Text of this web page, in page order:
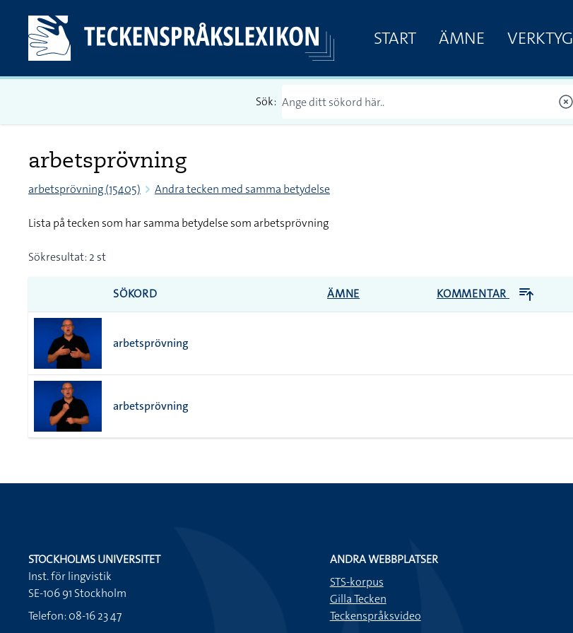
START ÄMNE VERKTYG
Sök:
arbetsprövning
arbetsprövning (15405) Andra tecken med samma betydelse
Lista på tecken som har samma betydelse som arbetsprövning
Sökresultat: 2 st
SÖKORD ÄMNE KOMMENTAR
arbetsprövning
arbetsprövning
STOCKHOLMS UNIVERSITET
Inst. för lingvistik
SE-106 91 Stockholm
Telefon: 08-16 23 47
ANDRA WEBBPLATSER
STS-korpus
Gilla Tecken
Teckenspråksvideo